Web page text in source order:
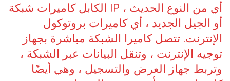
الكابل كاميرات شبكة IP ، أي من النوع الحديث
أو الجيل الجديد ، أي كاميرات بروتوكول
الإنترنت. تتصل كاميرا الشبكة مباشرة بجهاز
توجيه الإنترنت ، وتنقل البيانات عبر الشبكة ،
وتربط جهاز العرض والتسجيل ، وهي أيضًا